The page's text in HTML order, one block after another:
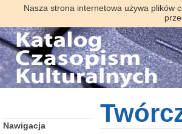
Nasza strona internetowa używa plików
Nawigacja